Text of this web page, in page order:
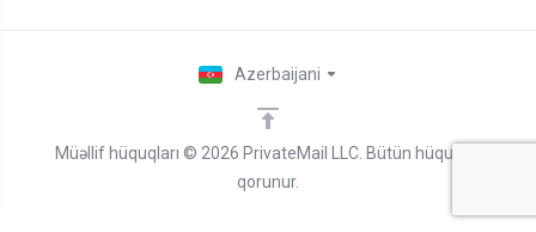
Müəllif hüquqları © 2026 PrivateMail LLC. Bütün hüquqlar
qorunur.
Azerbaijani